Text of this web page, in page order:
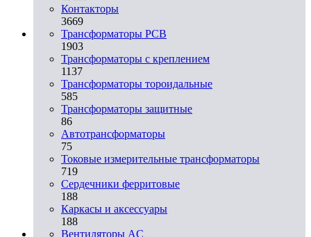
Контакторы
3669
Трансформаторы PCB
1903
Трансформаторы с креплением
1137
Трансформаторы тороидальные
585
Трансформаторы защитные
86
Автотрансформаторы
75
Токовые измерительные трансформаторы
719
Сердечники ферритовые
188
Каркасы и аксессуары
188
Вентиляторы AC